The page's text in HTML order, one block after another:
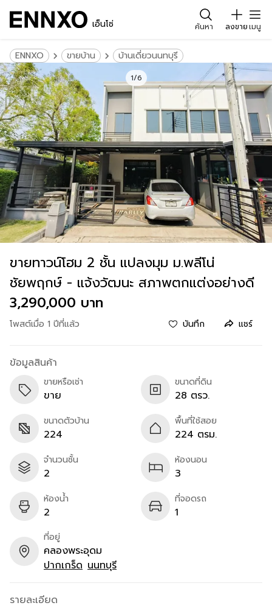
เอ็นโซ่ ค้นหา ลงขายเมนู
ENNXO ขายบ้าน บ้านเดี่ยวนนทบุรี
1/6
ขายทาวน์โฮม 2 ชั้น แปลงมุม ม.พลีโน่
ชัยพฤกษ์ - แจ้งวัฒนะ สภาพตกแต่งอย่างดี
3,290,000 บาท
โพสต์เมื่อ 1 ปีที่แล้ว บันทึก แชร์
ข้อมูลสินค้า
ขายหรือเช่า
ขาย
ขนาดที่ดิน
28 ตรว.
ขนาดตัวบ้าน
224
พื้นที่ใช้สอย
224 ตรม.
จำนวนชั้น
2
ห้องนอน
3
ห้องน้ำ
2
ที่จอดรถ
1
ที่อยู่
คลองพระอุดม
ปากเกร็ด นนทบุรี
รายละเอียด